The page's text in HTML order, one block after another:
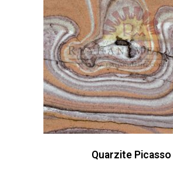
Quarzite Picasso